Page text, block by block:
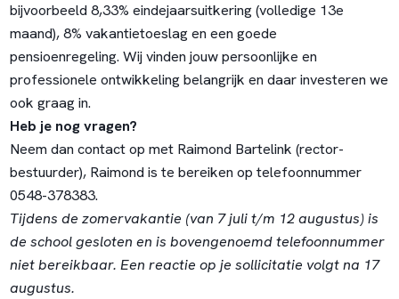
bijvoorbeeld 8,33% eindejaarsuitkering (volledige 13e
maand), 8% vakantietoeslag en een goede
pensioenregeling. Wij vinden jouw persoonlijke en
professionele ontwikkeling belangrijk en daar investeren we
ook graag in.
Heb je nog vragen?
Neem dan contact op met Raimond Bartelink (rector-
bestuurder), Raimond is te bereiken op telefoonnummer
0548-378383.
Tijdens de zomervakantie (van 7 juli t/m 12 augustus) is
de school gesloten en is bovengenoemd telefoonnummer
niet bereikbaar. Een reactie op je sollicitatie volgt na 17
augustus.